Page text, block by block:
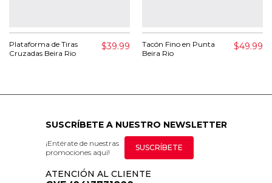
Plataforma de Tiras
Cruzadas Beira Rio
$39.99
Tacón Fino en Punta
Beira Rio
$49.99
SUSCRÍBETE A NUESTRO NEWSLETTER
¡Entérate de nuestras
promociones aquí!
SUSCRÍBETE
ATENCIÓN AL CLIENTE